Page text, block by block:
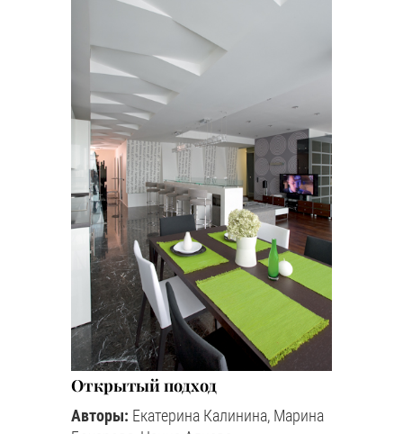
Открытый подход
Авторы: Екатерина Калинина, Марина